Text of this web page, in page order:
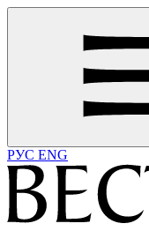
РУС ENG